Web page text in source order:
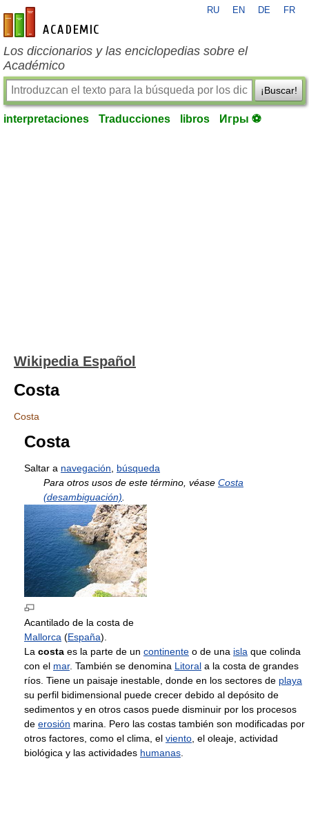
es-academic.com
RU EN DE FR
Los diccionarios y las enciclopedias sobre el
Académico
¡Buscar!
interpretaciones Traducciones libros Игры ⚽
Wikipedia Español
Costa
Costa
Costa
Saltar a navegación
búsqueda
Para otros usos de este término, véase Costa
(desambiguación)
Acantilado de la costa de
Mallorca (España).
La costa es la parte de un continente o de una isla que colinda
con el mar. También se denomina Litoral a la costa de grandes
ríos. Tiene un paisaje inestable, donde en los sectores de playa
su perfil bidimensional puede crecer debido al depósito de
sedimentos y en otros casos puede disminuir por los procesos
de erosión marina. Pero las costas también son modificadas por
otros factores, como el clima, el viento , el oleaje, actividad
biológica y las actividades humanas